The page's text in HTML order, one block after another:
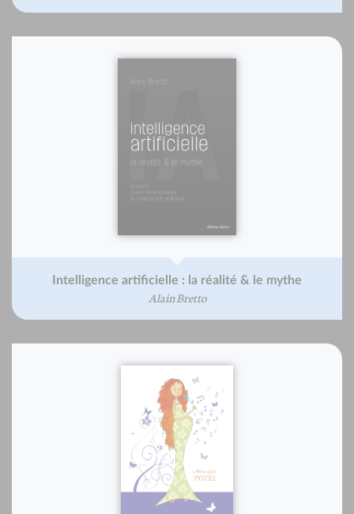
Intelligence artificielle : la réalité & le mythe
Alain Bretto